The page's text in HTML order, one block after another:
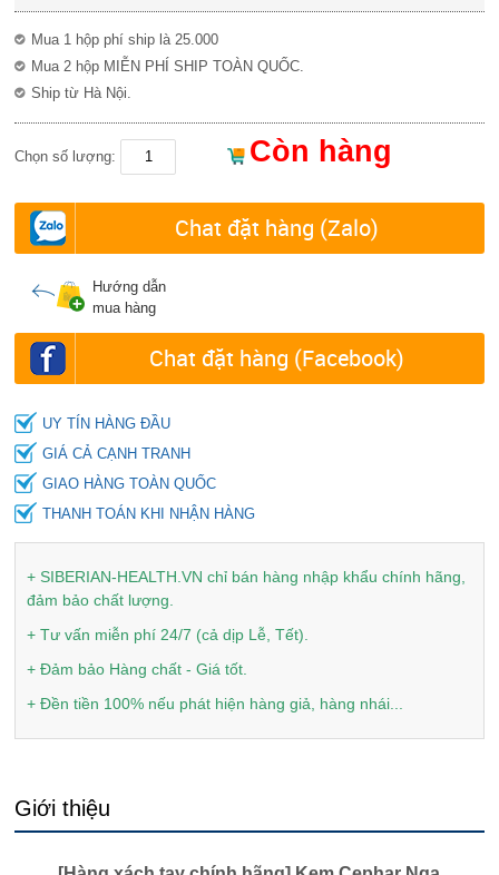
Mua 1 hộp phí ship là 25.000
Mua 2 hộp MIỄN PHÍ SHIP TOÀN QUỐC.
Ship từ Hà Nội.
Chọn số lượng: Còn hàng
Chat đặt hàng (Zalo)
Hướng dẫn
mua hàng
Chat đặt hàng (Facebook)
UY TÍN HÀNG ĐẦU
GIÁ CẢ CẠNH TRANH
GIAO HÀNG TOÀN QUỐC
THANH TOÁN KHI NHẬN HÀNG
+ SIBERIAN-HEALTH.VN chỉ bán hàng nhập khẩu chính hãng,
đảm bảo chất lượng.
+ Tư vấn miễn phí 24/7 (cả dịp Lễ, Tết).
+ Đảm bảo Hàng chất - Giá tốt.
+ Đền tiền 100% nếu phát hiện hàng giả, hàng nhái...
Giới thiệu